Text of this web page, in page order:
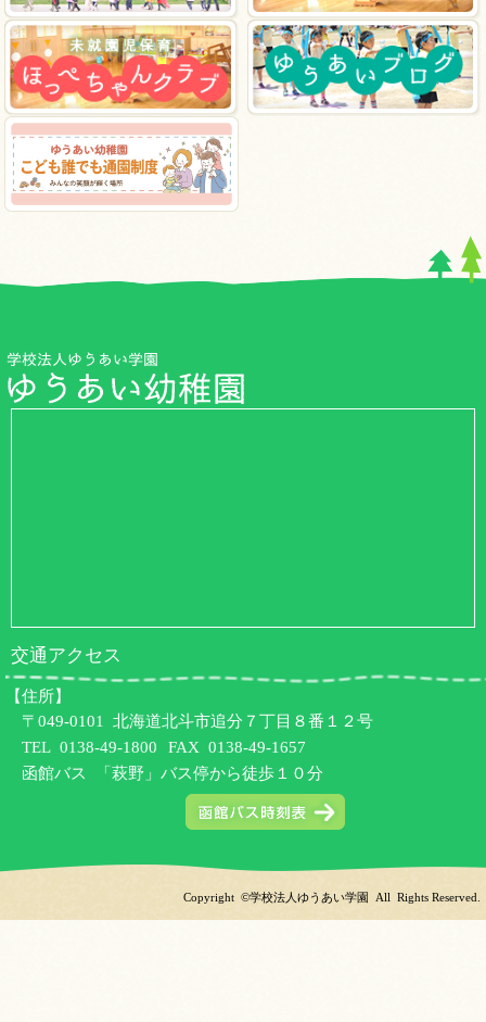
交通アクセス
【住所】
〒049-0101 北海道北斗市追分７丁目８番１２号
TEL 0138-49-1800
FAX 0138-49-1657
函館バス 「萩野」バス停から徒歩１０分
Copyright ©学校法人ゆうあい学園 All Rights Reserved.